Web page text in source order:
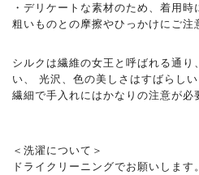
・デリケートな素材のため、着用
粗いものとの摩擦やひっかけにご注
シルクは繊維の女王と呼ばれる通
い、 光沢、色の美しさはすばらし
繊細で手入れにはかなりの注意が必
＜洗濯について＞
ドライクリーニングでお願いしま